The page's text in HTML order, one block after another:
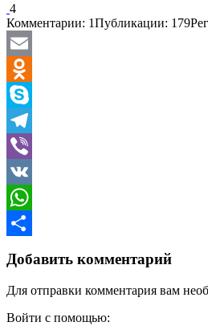
4
Комментарии: 1Публикации: 179
Email
Odnoklassniki
Skype
Telegram
Viber
VK
WhatsApp
Добавить комментарий
Для отправки комментария вам
Войти с помощью: